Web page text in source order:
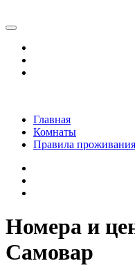
Главная
Комнаты
Правила проживания
Номера и
Самовар